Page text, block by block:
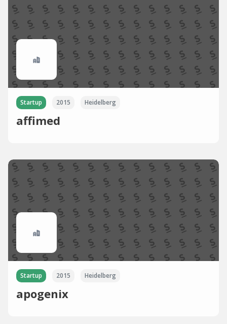
Startup 2015 Heidelberg
affimed
Startup 2015 Heidelberg
apogenix